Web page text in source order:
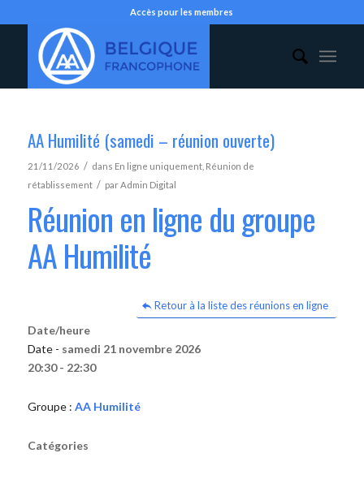
Accès pour les membres
AA Humilité (samedi – réunion ouverte)
21/11/2026 / dans En ligne uniquement, Réunion de
rétablissement / parAdmin Digital
Réunion en ligne du groupe
AA Humilité
Retour à la liste des réunions en ligne
Date/heure
Date - samedi 21 novembre 2026
20:30 - 22:30
Groupe : AA Humilité
Catégories